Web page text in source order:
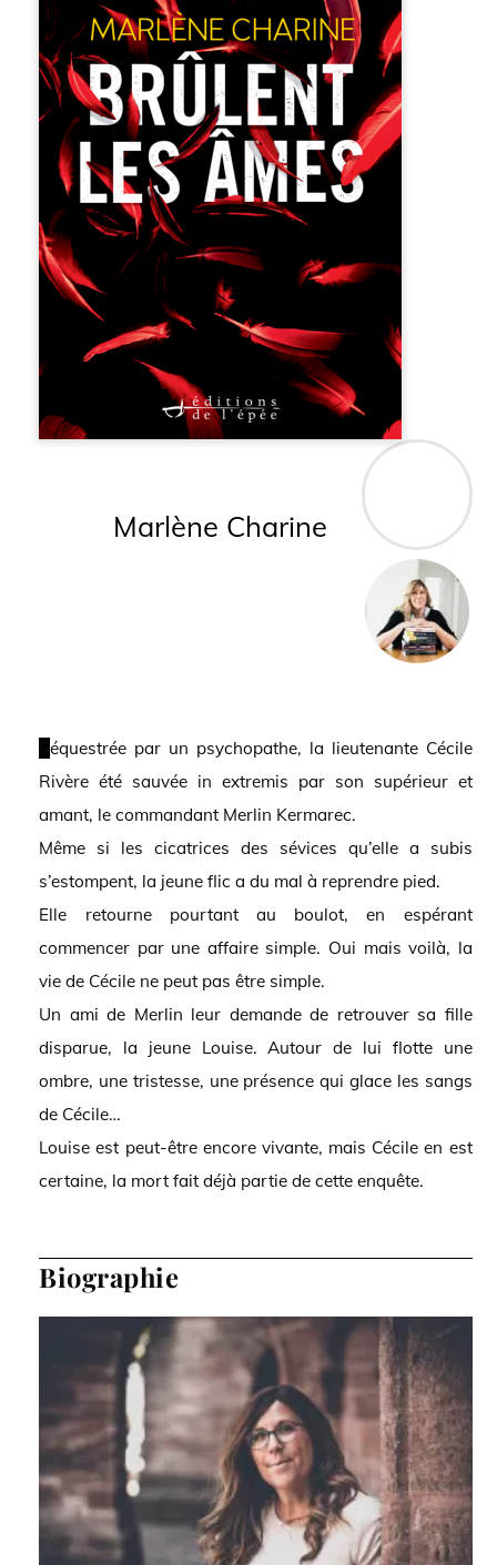
Marlène Charine
Séquestrée par un psychopathe, la lieutenante Cécile
Rivère été sauvée in extremis par son supérieur et
amant, le commandant Merlin Kermarec.
Même si les cicatrices des sévices qu’elle a subis
s’estompent, la jeune flic a du mal à reprendre pied.
Elle retourne pourtant au boulot, en espérant
commencer par une affaire simple. Oui mais voilà, la
vie de Cécile ne peut pas être simple.
Un ami de Merlin leur demande de retrouver sa fille
disparue, la jeune Louise. Autour de lui flotte une
ombre, une tristesse, une présence qui glace les sangs
de Cécile…
Louise est peut-être encore vivante, mais Cécile en est
certaine, la mort fait déjà partie de cette enquête.
Biographie